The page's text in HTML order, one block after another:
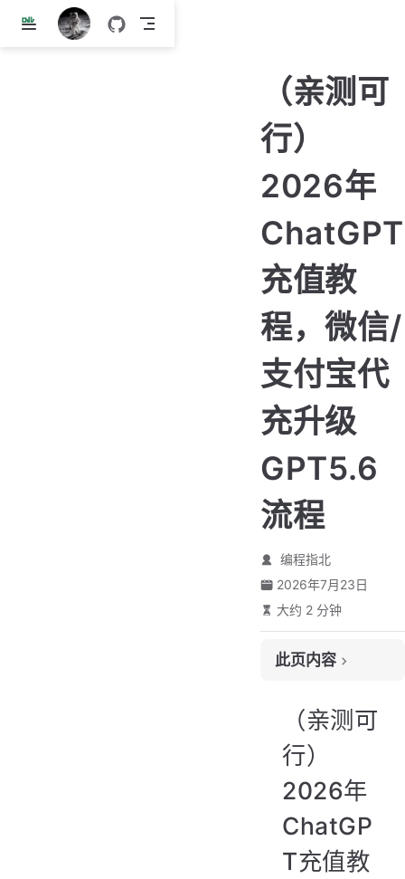
跳
至
（亲测可
行）
2026年
ChatGPT
充值教
程，微信/
支付宝代
充升级
GPT5.6
流程
编程指北
2026年7月23日
大约 2 分钟
此页内容
一、购买充值卡密
二、开始充值流程
1. 验证卡密
2. 提交账号信息
（亲测可
行）
2026年
ChatGP
T充值教